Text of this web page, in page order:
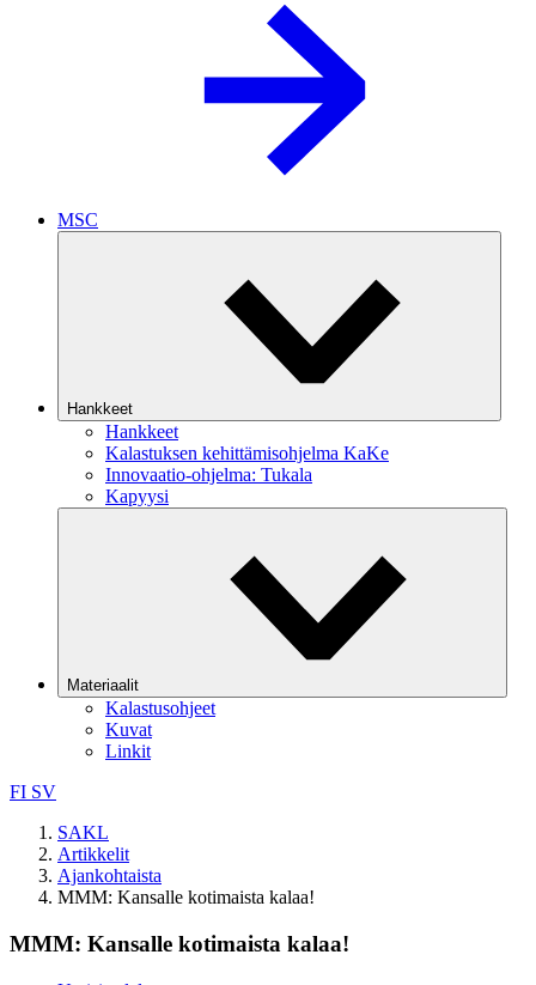
MSC
Hankkeet
Hankkeet
Kalastuksen kehittämisohjelma KaKe
Innovaatio-ohjelma: Tukala
Kapyysi
Materiaalit
Kalastusohjeet
Kuvat
Linkit
FI SV
SAKL
Artikkelit
Ajankohtaista
MMM: Kansalle kotimaista kalaa!
MMM: Kansalle kotimaista kalaa!